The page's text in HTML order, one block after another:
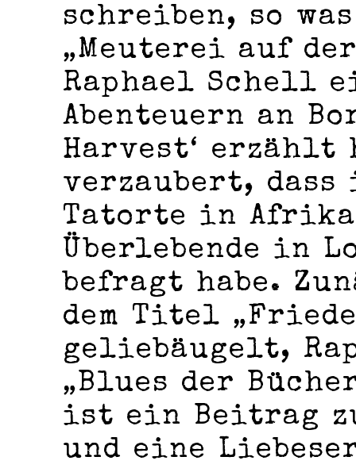
schreiben, so
„Meuterei auf
Raphael Schell
Abenteuern an
Harvest‘ erzählt
verzaubert,
Tatorte in Afrika
Überlebende in
befragt habe.
dem Titel
geliebäugelt,
„Blues der
ist ein Beitrag
und eine